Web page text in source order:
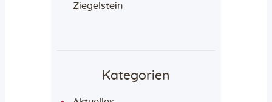
Ziegelstein
Kategorien